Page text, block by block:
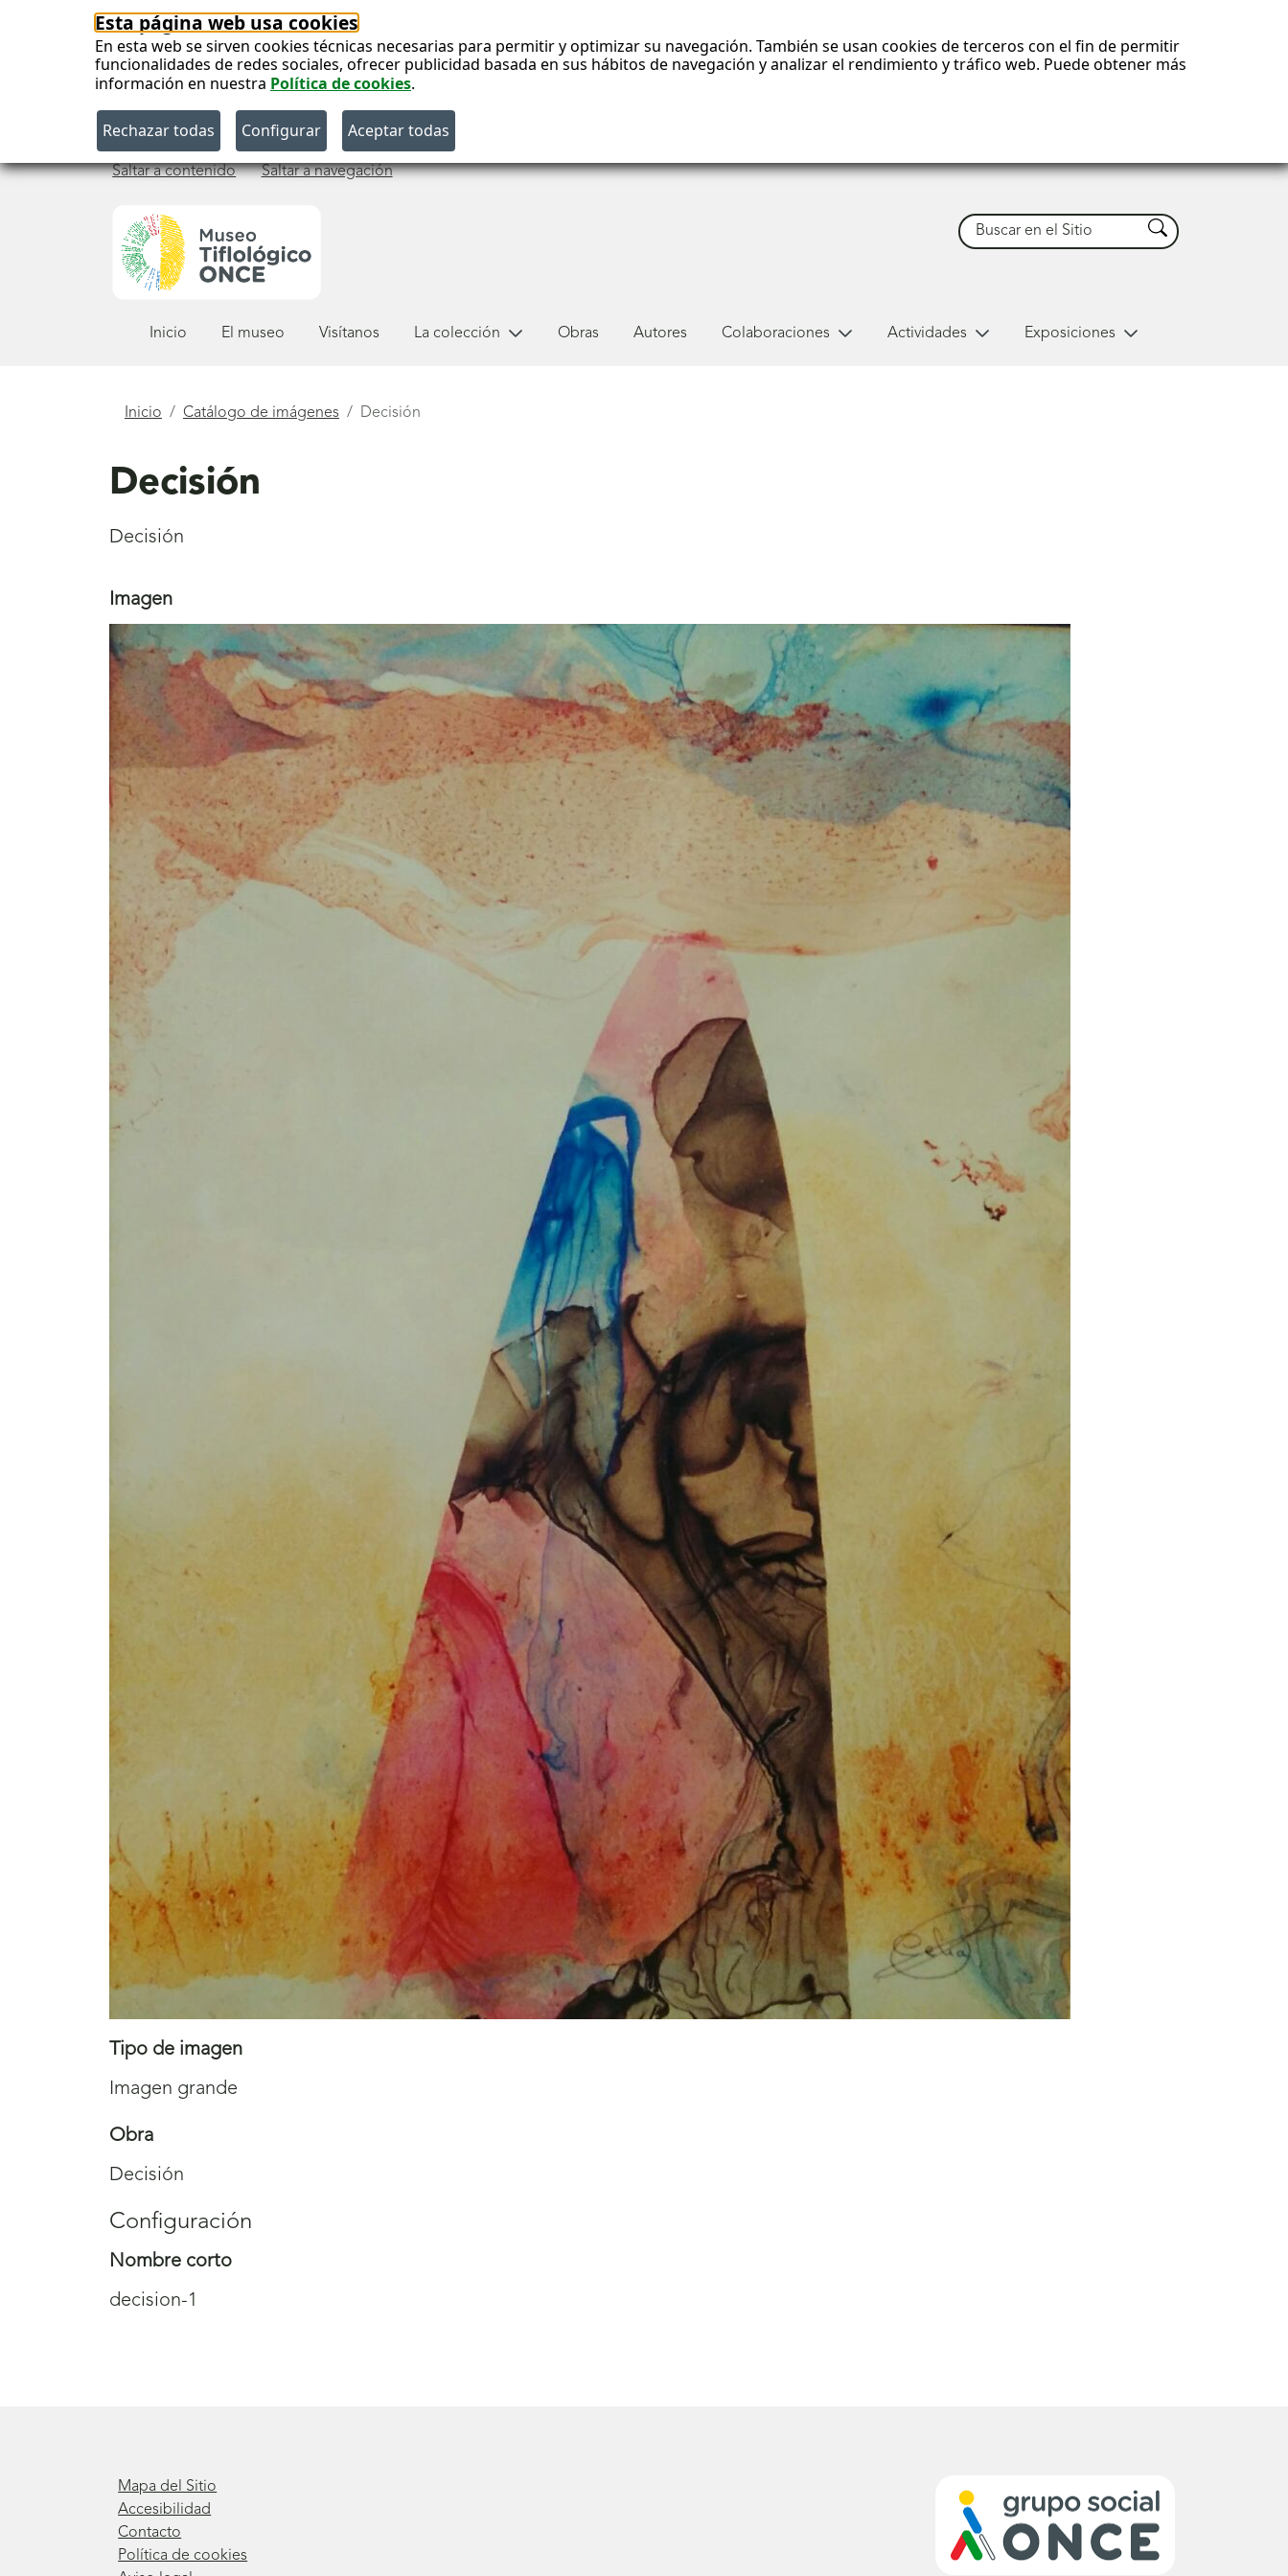
Esta página web usa cookies
En esta web se sirven cookies técnicas necesarias para permitir y optimizar su navegación. También se usan cookies de terceros con el fin de permitir
funcionalidades de redes sociales, ofrecer publicidad basada en sus hábitos de navegación y analizar el rendimiento y tráfico web. Puede obtener más
información en nuestra Política de cookies.
Saltar a contenido Saltar a navegación
Buscar Buscar
Inicio El museo Visítanos La colección Obras Autores Colaboraciones Actividades Exposiciones
Está
Inicio Catálogo de imágenes Decisión
Decisión
Decisión
Imagen
Tipo de imagen
Imagen grande
Obra
Decisión
Configuración
Nombre corto
decision-1
Mapa del Sitio
Accesibilidad
Contacto
Política de cookies